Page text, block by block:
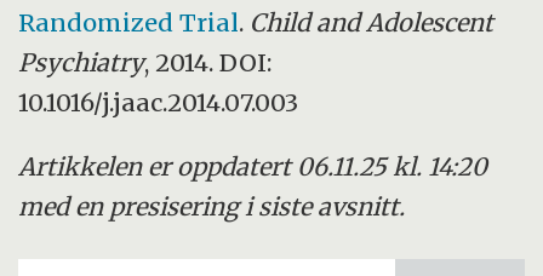
Randomized Trial. Child and Adolescent
Psychiatry, 2014. DOI:
10.1016/j.jaac.2014.07.003
Artikkelen er oppdatert 06.11.25 kl. 14:20
med en presisering i siste avsnitt.